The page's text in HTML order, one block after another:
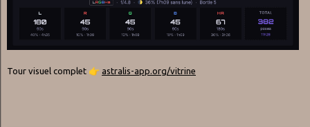
Tour visuel complet 👉 astralis-app.org/vitrine